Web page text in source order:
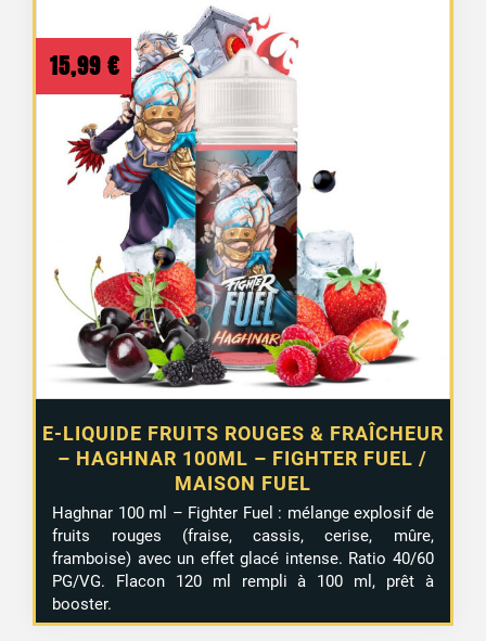
E-LIQUIDE FRUITS ROUGES & FRAÎCHEUR
– HAGHNAR 100ML – FIGHTER FUEL /
MAISON FUEL
15,99 €
Haghnar 100 ml – Fighter Fuel : mélange explosif de
fruits rouges (fraise, cassis, cerise, mûre,
framboise) avec un effet glacé intense. Ratio 40/60
PG/VG. Flacon 120 ml rempli à 100 ml, prêt à
booster.